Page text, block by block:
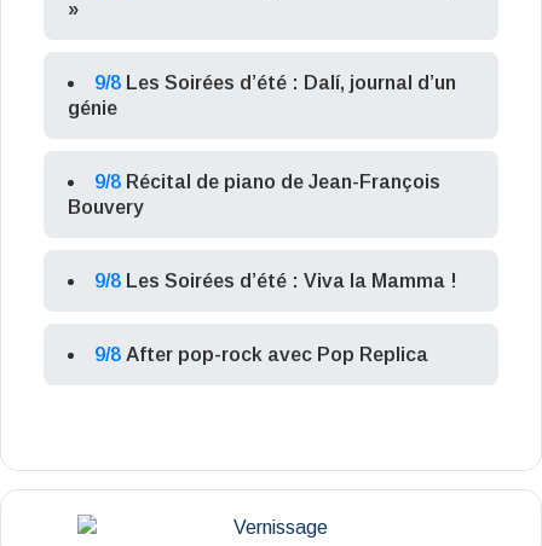
»
9/8 Les Soirées d’été : Dalí, journal d’un
génie
9/8 Récital de piano de Jean-François
Bouvery
9/8 Les Soirées d’été : Viva la Mamma !
9/8 After pop-rock avec Pop Replica